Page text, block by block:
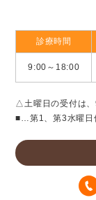
診療時間
9:00～18:00
△土曜日の受付は
■…第1、第3水曜日